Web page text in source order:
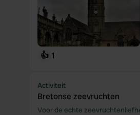
👍 1
Activiteit
Bretonse zeevruchten
Voor de echte